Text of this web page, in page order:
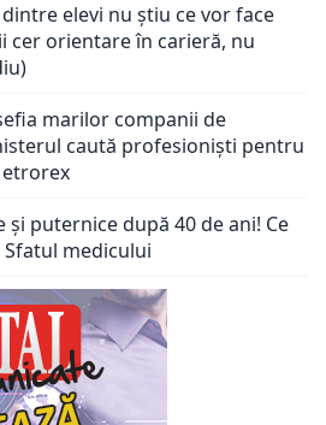
elevi nu știu ce vor face
cer orientare în carieră, nu
marilor companii de
caută profesioniști pentru
și puternice după 40 de ani! Ce
medicului